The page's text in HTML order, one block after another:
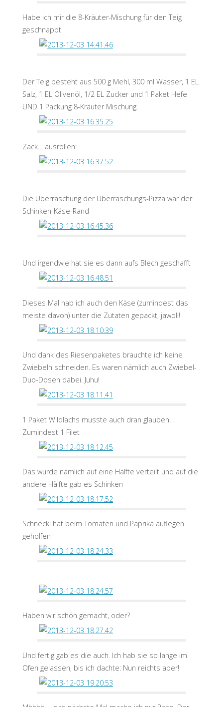
Habe ich mir die 8-Kräuter-Mischung für den Teig
geschnappt
Der Teig besteht aus 500 g Mehl, 300 ml Wasser, 1 EL
Salz, 1 EL Olivenöl, 1/2 EL Zucker und 1 Paket Hefe
UND 1 Packung 8-Kräuter Mischung.
Zack… ausrollen:
Die Überraschung der Überraschungs-Pizza war der
Schinken-Käse-Rand
Und irgendwie hat sie es dann aufs Blech geschafft
Dieses Mal hab ich auch den Käse (zumindest das
meiste davon) unter die Zutaten gepackt, jawoll!
Und dank des Riesenpaketes brauchte ich keine
Zwiebeln schneiden. Es waren nämlich auch Zwiebel-
Duo-Dosen dabei. Juhu!
1 Paket Wildlachs musste auch dran glauben.
Zumindest 1 Filet
Das wurde nämlich auf eine Hälfte verteilt und auf die
andere Hälfte gab es Schinken
Schnecki hat beim Tomaten und Paprika auflegen
geholfen
Haben wir schön gemacht, oder?
Und fertig gab es die auch. Ich hab sie so lange im
Ofen gelassen, bis ich dachte: Nun reichts aber!